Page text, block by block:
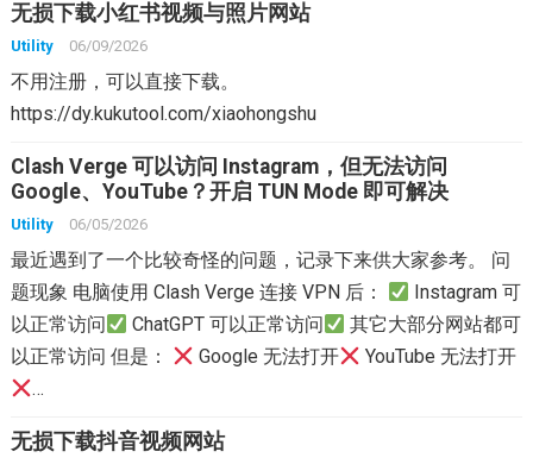
无损下载小红书视频与照片网站
Utility 06/09/2026
不用注册，可以直接下载。
https://dy.kukutool.com/xiaohongshu
Clash Verge 可以访问 Instagram，但无法访问
Google、YouTube？开启 TUN Mode 即可解决
Utility 06/05/2026
最近遇到了一个比较奇怪的问题，记录下来供大家参考。 问
题现象 电脑使用 Clash Verge 连接 VPN 后：
Instagram 可
以正常访问
ChatGPT 可以正常访问
其它大部分网站都可
以正常访问 但是：
Google 无法打开
YouTube 无法打开
…
无损下载抖音视频网站